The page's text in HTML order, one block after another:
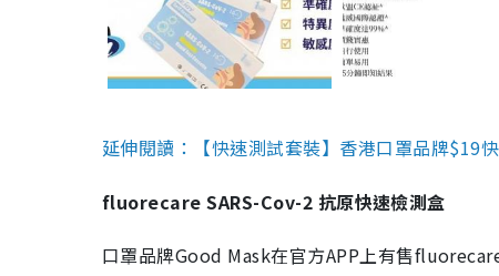
延伸閱讀：【快速測試套裝】香港口罩品牌$19
fluorecare SARS-Cov-2 抗原快速檢測盒
口罩品牌Good Mask在官方APP上有售